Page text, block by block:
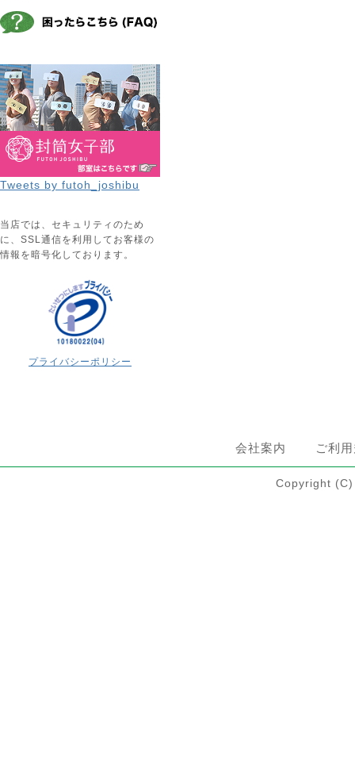
Tweets by futoh_joshibu
当店では、セキュリティのため
に、SSL通信を利用してお客様の
情報を暗号化しております。
プライバシーポリシー
会社案内 ご利
Copyright